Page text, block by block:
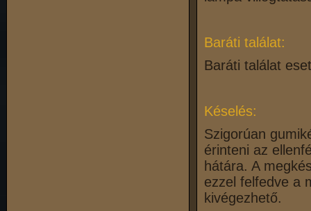
Baráti találat:
Baráti találat
Késelés:
Szigorúan
érinteni az
hátára. A
ezzel felfedve a
kivégezhető.